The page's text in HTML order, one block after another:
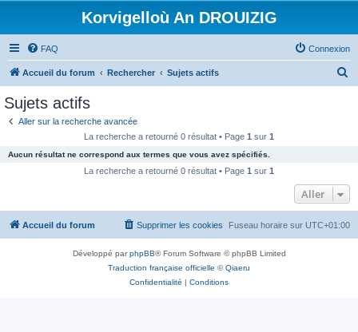
Korvigelloù An DROUIZIG
FAQ Connexion
Accueil du forum Rechercher Sujets actifs
c
e
Sujets actifs
Aller sur la recherche avancée
La recherche a retourné 0 résultat • Page 1 sur 1
Aucun résultat ne correspond aux termes que vous avez spécifiés.
La recherche a retourné 0 résultat • Page 1 sur 1
Aller
Accueil du forum Fuseau horaire sur UTC+01:00
Supprimer les cookies
Développé parphpBB® Forum Software © phpBB Limited
Traduction française officielle ©Qiaeru
Confidentialité | Conditions